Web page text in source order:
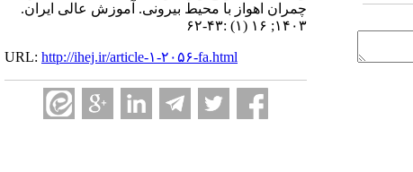
چمران اهواز با محیط بیرونی. آموزش عالی ایران.
۱۴۰۳; ۱۶ (۱) :۴۳-۶۲
URL: http://ihej.ir/article-۱-۲۰۵۶-fa.html